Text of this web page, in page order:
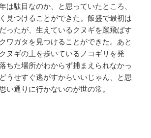
は駄目なのか、と思っていたところ、
見つけることができた。飯盛で最初は
ったが、生えているクヌギを蹴飛ばす
ワガタを見つけることができた。あと
ヌギの上を歩いているノコギリを発
ちた場所がわからず捕まえられなかっ
うせすぐ逃がすからいいじゃん、と思
い通りに行かないのが世の常。